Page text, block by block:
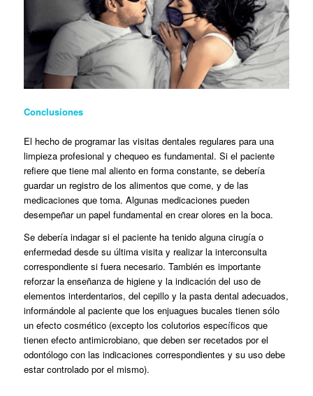
Conclusiones
El hecho de programar las visitas dentales regulares para una
limpieza profesional y chequeo es fundamental. Si el paciente
refiere que tiene mal aliento en forma constante, se debería
guardar un registro de los alimentos que come, y de las
medicaciones que toma. Algunas medicaciones pueden
desempeñar un papel fundamental en crear olores en la boca.
Se debería indagar si el paciente ha tenido alguna cirugía o
enfermedad desde su última visita y realizar la interconsulta
correspondiente si fuera necesario. También es importante
reforzar la enseñanza de higiene y la indicación del uso de
elementos interdentarios, del cepillo y la pasta dental adecuados,
informándole al paciente que los enjuagues bucales tienen sólo
un efecto cosmético (excepto los colutorios específicos que
tienen efecto antimicrobiano, que deben ser recetados por el
odontólogo con las indicaciones correspondientes y su uso debe
estar controlado por el mismo).